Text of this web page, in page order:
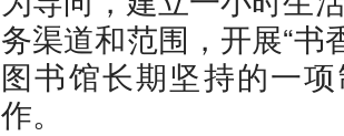
务渠道和范围，开展“书
图书馆长期坚持的一
作。